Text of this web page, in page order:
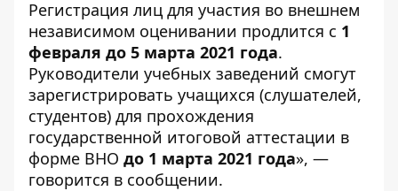
Регистрация лиц для участия во внешнем
независимом оценивании продлится с 1
февраля до 5 марта 2021 года.
Руководители учебных заведений смогут
зарегистрировать учащихся (слушателей,
студентов) для прохождения
государственной итоговой аттестации в
форме ВНО до 1 марта 2021 года», —
говорится в сообщении.